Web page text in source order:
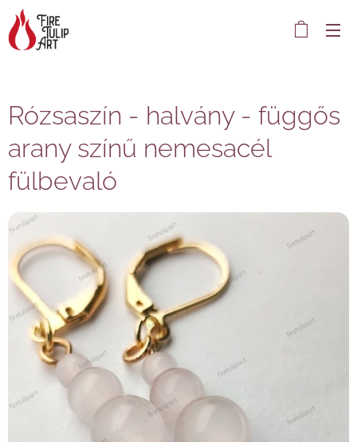
Rózsaszín - halvány - függős
arany színű nemesacél
fülbevaló